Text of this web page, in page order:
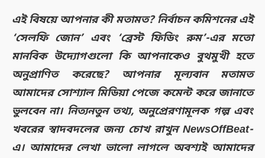
এই বিষয়ে আপনার কী মতামত? নির্বাচন কমিশনের এই
‘সেলফি জোন’ এবং ‘ব্রেস্ট ফিডিং রুম’-এর মতো
মানবিক উদ্যোগগুলো কি আপনাকেও বুথমুখী হতে
অনুপ্রাণিত করেছে? আপনার মূল্যবান মতামত
আমাদের সোশ্যাল মিডিয়া পেজে কমেন্ট করে জানাতে
ভুলবেন না। নিত্যনতুন তথ্য, অনুপ্রেরণামূলক গল্প এবং
খবরের স্বাদবদলের জন্য চোখ রাখুন NewsOffBeat-
এ। আমাদের লেখা ভালো লাগলে অবশ্যই আমাদের